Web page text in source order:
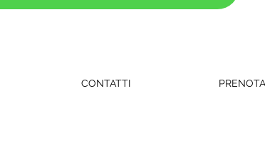
CONTATTI PRENOTA